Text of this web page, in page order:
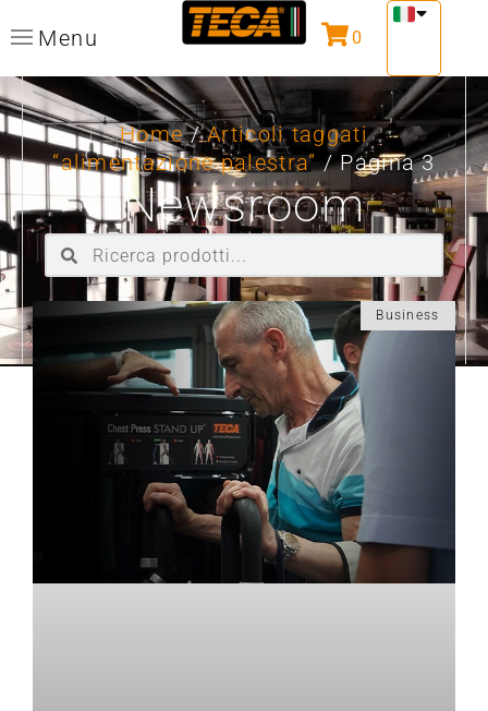
Menu 0
Home/Articoli taggati
“alimentazione palestra”/ Pagina 3
Newsroom
Business